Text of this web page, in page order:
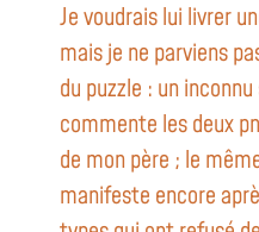
Je voudrais lui livrer
mais je ne parviens
du puzzle : un
commente les deux
de mon père ; le
manifeste encore